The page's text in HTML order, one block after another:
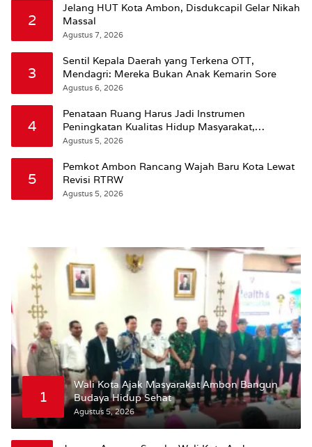
2
Jelang HUT Kota Ambon, Disdukcapil Gelar Nikah
Massal
Agustus 7, 2026
3
Sentil Kepala Daerah yang Terkena OTT,
Mendagri: Mereka Bukan Anak Kemarin Sore
Agustus 6, 2026
4
Penataan Ruang Harus Jadi Instrumen
Peningkatan Kualitas Hidup Masyarakat,
Wattimena: Revisi RT-RW Ditetapkan Pemkot
Agustus 5, 2026
5
Pemkot Ambon Rancang Wajah Baru Kota Lewat
Revisi RTRW
Agustus 5, 2026
1
Wali Kota Ajak Masyarakat Ambon Bangun
Budaya Hidup Sehat
Agustus 5, 2026